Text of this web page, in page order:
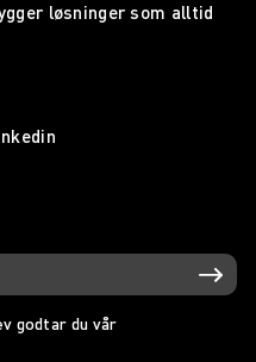
løsninger som alltid
godtar du vår